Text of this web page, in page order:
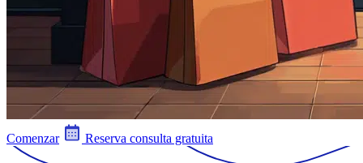
Comenzar Reserva consulta gratuita